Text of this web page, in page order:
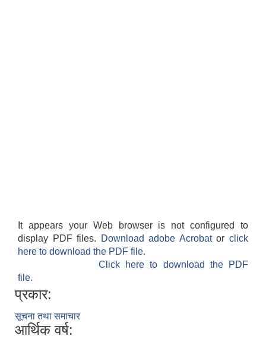
It appears your Web browser is not configured to
display PDF files.
Download adobe Acrobatorclick
here to download the PDF file.
Click here to download the PDF
file.
प्रकार:
सूचना तथा समाचार
आर्थिक वर्ष: